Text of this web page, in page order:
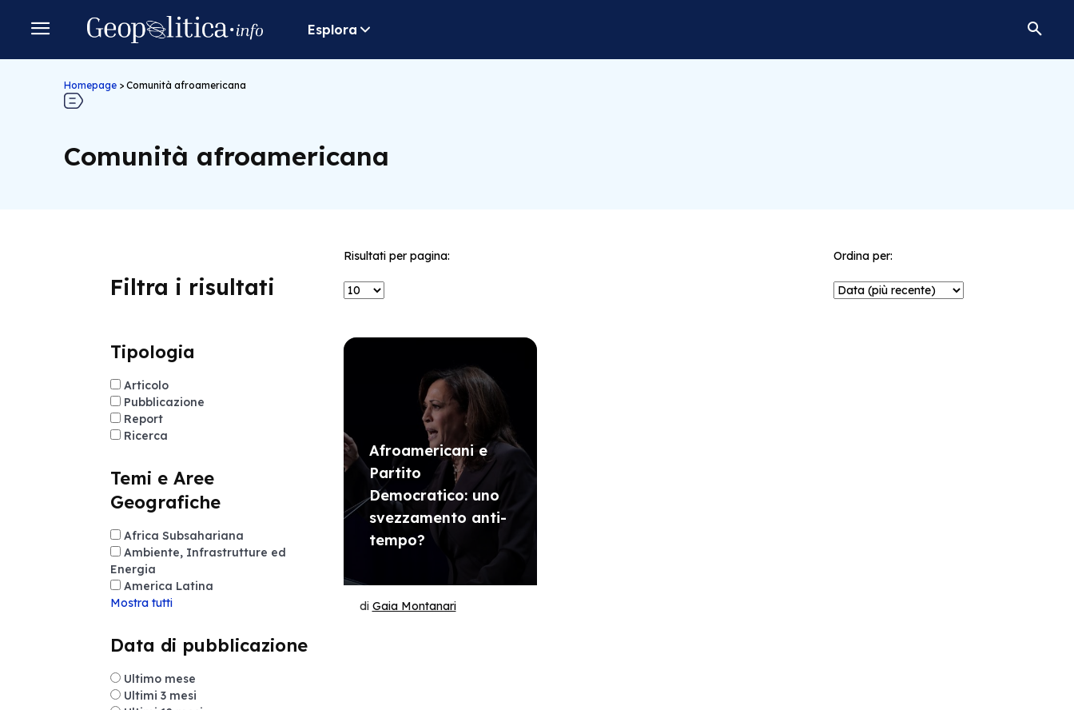
Esplora
Homepage > Comunità afroamericana
Comunità afroamericana
Filtra i risultati
Tipologia
Articolo
Pubblicazione
Report
Ricerca
Temi e Aree
Geografiche
Africa Subsahariana
Ambiente, Infrastrutture ed
Energia
America Latina
Mostra tutti
Data di pubblicazione
Ultimo mese
Ultimi 3 mesi
Risultati per pagina: Ordina per:
Afroamericani e
Partito
Democratico: uno
svezzamento anti-
tempo?
di Gaia Montanari